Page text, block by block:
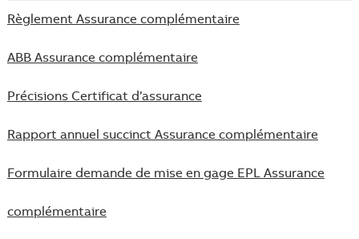
Règlement Assurance complémentaire
ABB Assurance complémentaire
Précisions Certificat d’assurance
Rapport annuel succinct Assurance complémentaire
Formulaire demande de mise en gage EPL Assurance
complémentaire